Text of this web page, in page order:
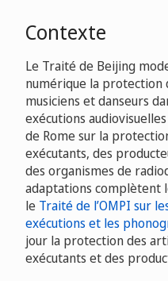
Contexte
Le Traité de Beijing
numérique la protection
musiciens et danseurs
exécutions
de Rome sur la
exécutants, des
des organismes de
adaptations complètent
le Traité de l’OMPI sur
exécutions et les
jour la protection des
exécutants et des